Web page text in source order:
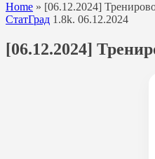
Home » [06.12.2024]
СтатГрад 1.8k. 06.12.2024
[06.12.2024]